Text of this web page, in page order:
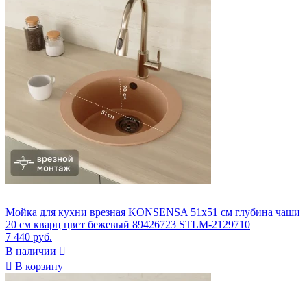
Мойка для кухни врезная KONSENSA 51x51 см глубина чаши
20 см кварц цвет бежевый 89426723 STLM-2129710
7 440 руб.
В наличии 
 В корзину